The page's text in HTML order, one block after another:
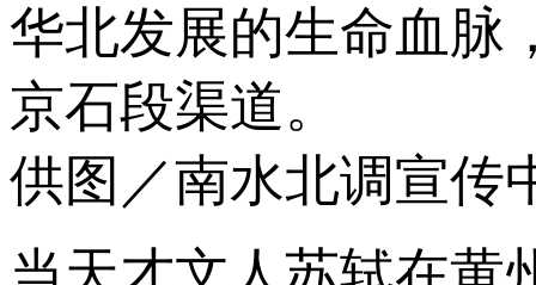
华北发展的生命血脉
京石段渠道。
供图／南水北调宣传